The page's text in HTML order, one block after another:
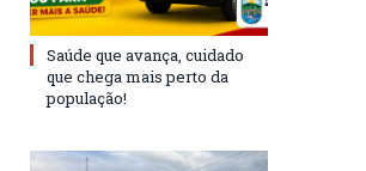
Saúde que avança, cuidado
que chega mais perto da
população!